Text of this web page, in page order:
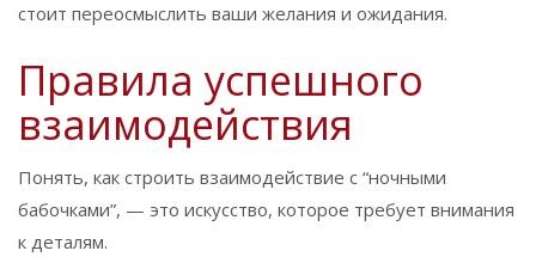
стоит переосмыслить ваши желания и ожидания.
Правила успешного
взаимодействия
Понять, как строить взаимодействие с “ночными
бабочками”, — это искусство, которое требует внимания
к деталям.